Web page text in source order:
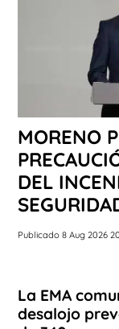
MORENO
DEL
Publicado 8 Aug 2026
La EMA
desalojo